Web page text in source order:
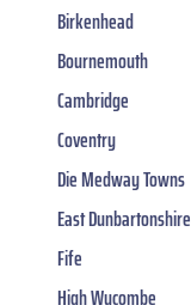
Birkenhead
Bournemouth
Cambridge
Coventry
Die Medway Towns
East Dunbartonshire
Fife
High Wycombe